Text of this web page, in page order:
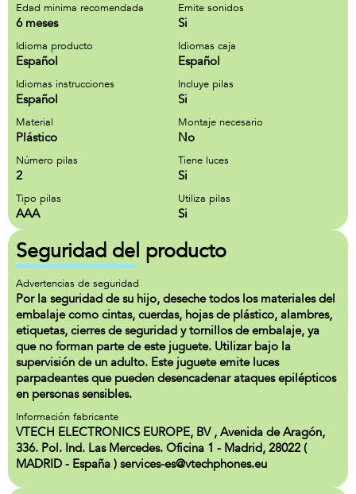
Edad minima recomendada
6 meses
Emite sonidos
Si
Idioma producto
Español
Idiomas caja
Español
Idiomas instrucciones
Español
Incluye pilas
Si
Material
Plástico
Montaje necesario
No
Número pilas
2
Tiene luces
Si
Tipo pilas
AAA
Utiliza pilas
Si
Seguridad del producto
Advertencias de seguridad
Por la seguridad de su hijo, deseche todos los materiales del
embalaje como cintas, cuerdas, hojas de plástico, alambres,
etiquetas, cierres de seguridad y tornillos de embalaje, ya
que no forman parte de este juguete. Utilizar bajo la
supervisión de un adulto. Este juguete emite luces
parpadeantes que pueden desencadenar ataques epilépticos
en personas sensibles.
Información fabricante
VTECH ELECTRONICS EUROPE, BV , Avenida de Aragón,
336. Pol. Ind. Las Mercedes. Oficina 1 - Madrid, 28022 (
MADRID - España ) services-es@vtechphones.eu